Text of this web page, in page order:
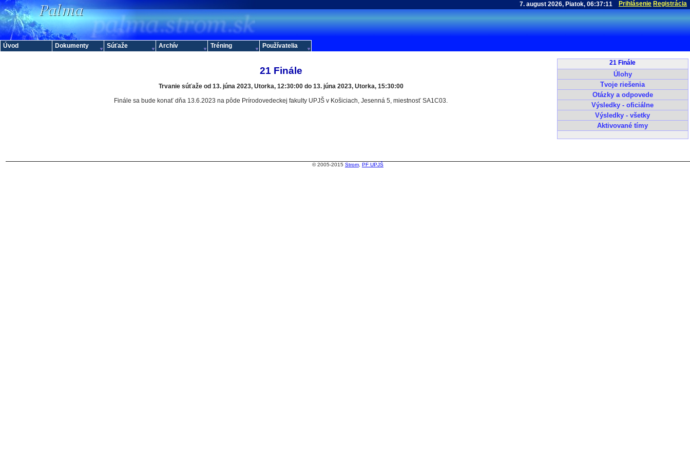
Prihlásenie Registrácia
21 Finále
Trvanie súťaže od 13. júna 2023, Utorka, 12:30:00 do 13. júna 2023, Utorka, 15:30:00
Finále sa bude konať dňa 13.6.2023 na pôde Prírodovedeckej fakulty UPJŠ v Košiciach, Jesenná 5, miestnosť SA1C03.
21 Finále
Úlohy
Tvoje riešenia
Otázky a odpovede
Výsledky - oficiálne
Výsledky - všetky
Aktivované tímy
© 2005-2015 Strom, PF UPJŠ
Úvod Dokumenty Súťaže Archív Tréning Používatelia